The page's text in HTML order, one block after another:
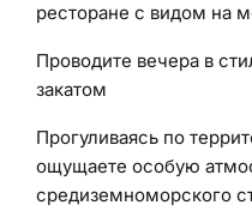
ресторане с видом на
Проводите вечера в
закатом
Прогуливаясь по
ощущаете особую
средиземноморского